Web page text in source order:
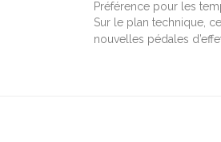
Préférence pour les
Sur le plan technique,
nouvelles pédales